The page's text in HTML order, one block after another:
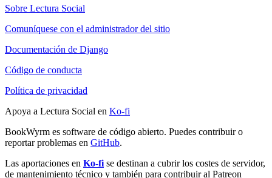
Sobre Lectura Social
Comuníquese con el administrador del sitio
Documentación de Django
Código de conducta
Política de privacidad
Apoya a Lectura Social en Ko-fi
BookWyrm es software de código abierto. Puedes contribuir o
reportar problemas en GitHub.
Las aportaciones en Ko-fi se destinan a cubrir los costes de servidor,
de mantenimiento técnico y también para contribuir al Patreon